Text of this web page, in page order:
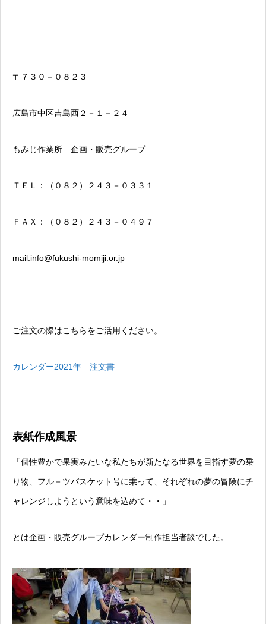
〒７３０－０８２３
広島市中区吉島西２－１－２４
もみじ作業所 企画・販売グループ
ＴＥＬ：（０８２）２４３－０３３１
ＦＡＸ：（０８２）２４３－０４９７
mail:info@fukushi-momiji.or.jp
ご注文の際はこちらをご活用ください。
カレンダー2021年 注文書
表紙作成風景
「個性豊かで果実みたいな私たちが新たなる世界を目指す夢の乗
り物、フル－ツバスケット号に乗って、それぞれの夢の冒険にチ
ャレンジしようという意味を込めて・・」
とは企画・販売グループカレンダー制作担当者談でした。